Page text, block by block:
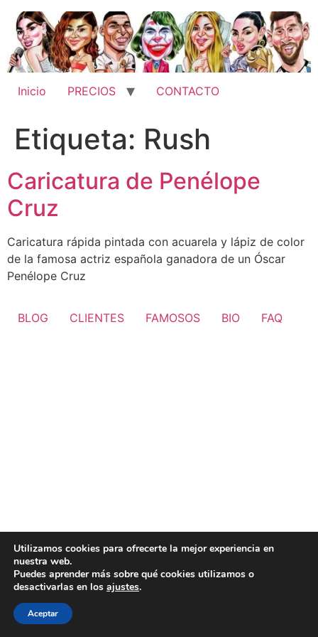
contenido
Inicio PRECIOS CONTACTO
Etiqueta: Rush
Caricatura de Penélope
Cruz
Caricatura rápida pintada con acuarela y lápiz de color
de la famosa actriz española ganadora de un Óscar
Penélope Cruz
BLOG CLIENTES FAMOSOS BIO FAQ
Utilizamos cookies para ofrecerte la mejor experiencia en
nuestra web.
Puedes aprender más sobre qué cookies utilizamos o
desactivarlas en los ajustes.
Aceptar